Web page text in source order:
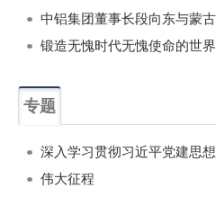
专题
深入学习贯彻习近平党建思想
伟大征程